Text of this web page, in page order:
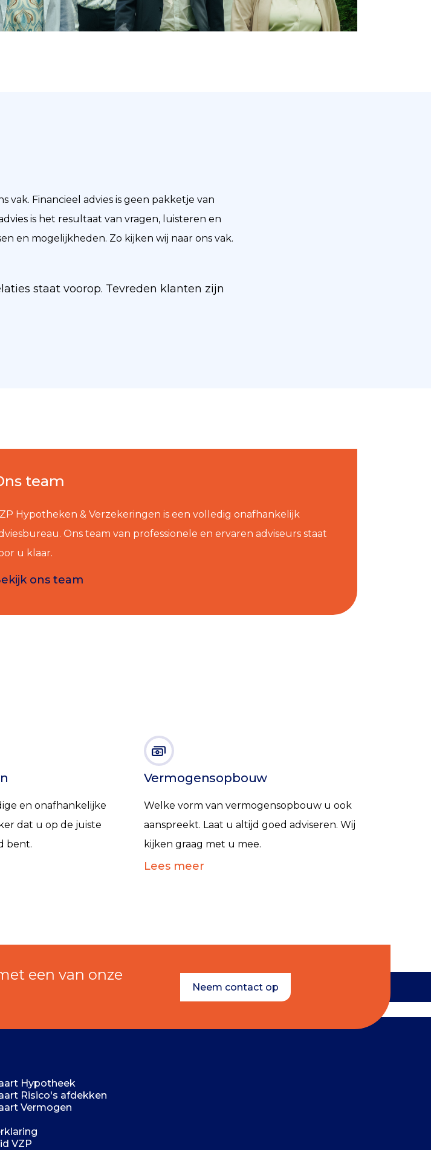
vak. Financieel advies is geen pakketje van
is het resultaat van vragen, luisteren en
en mogelijkheden. Zo kijken wij naar ons vak.
staat voorop. Tevreden klanten zijn
team
Hypotheken & Verzekeringen is een volledig onafhankelijk
Ons team van professionele en ervaren adviseurs staat
u klaar.
ons team
en onafhankelijke
dat u op de juiste
bent.
Vermogensopbouw
Welke vorm van vermogensopbouw u ook
aanspreekt. Laat u altijd goed adviseren. Wij
kijken graag met u mee.
Lees meer
een van onze
Neem contact op
Hypotheek
Risico's afdekken
Vermogen
VZP